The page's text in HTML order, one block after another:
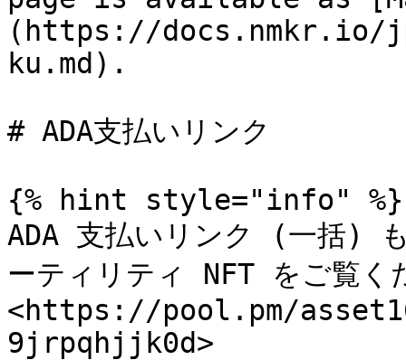
(https://docs.nmkr.io/
ku.md).
# ADA支払いリンク
{% hint style="info" %}
ADA 支払いリンク (一括)
ーティリティ NFT をご覧く
<https://pool.pm/
9jrpqhjjk0d>